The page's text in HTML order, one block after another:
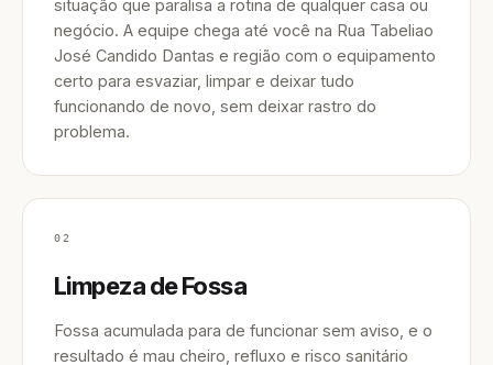
situação que paralisa a rotina de qualquer casa ou
negócio. A equipe chega até você na Rua Tabeliao
José Candido Dantas e região com o equipamento
certo para esvaziar, limpar e deixar tudo
funcionando de novo, sem deixar rastro do
problema.
02
Limpeza de Fossa
Fossa acumulada para de funcionar sem aviso, e o
resultado é mau cheiro, refluxo e risco sanitário